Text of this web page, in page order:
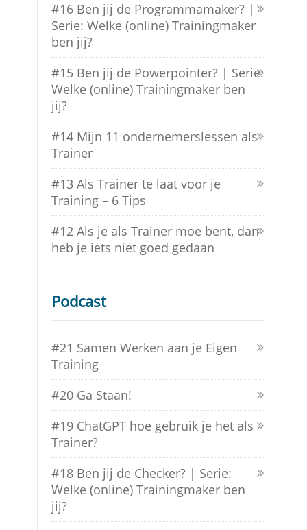
#16 Ben jij de Programmamaker? |
Serie: Welke (online) Trainingmaker
ben jij?
#15 Ben jij de Powerpointer? | Serie:
Welke (online) Trainingmaker ben
jij?
#14 Mijn 11 ondernemerslessen als
Trainer
#13 Als Trainer te laat voor je
Training – 6 Tips
#12 Als je als Trainer moe bent, dan
heb je iets niet goed gedaan
Podcast
#21 Samen Werken aan je Eigen
Training
#20 Ga Staan!
#19 ChatGPT hoe gebruik je het als
Trainer?
#18 Ben jij de Checker? | Serie:
Welke (online) Trainingmaker ben
jij?